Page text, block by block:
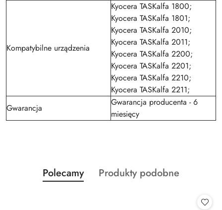
Kompatybilne urządzenia
Kyocera TASKalfa 1800;
Kyocera TASKalfa 1801;
Kyocera TASKalfa 2010;
Kyocera TASKalfa 2011;
Kyocera TASKalfa 2200;
Kyocera TASKalfa 2201;
Kyocera TASKalfa 2210;
Kyocera TASKalfa 2211;
Gwarancja
Gwarancja producenta - 6
miesięcy
Pomiń karuzelę produktów
Produkty
o
Polecamy
Produkty
Produkty podobne